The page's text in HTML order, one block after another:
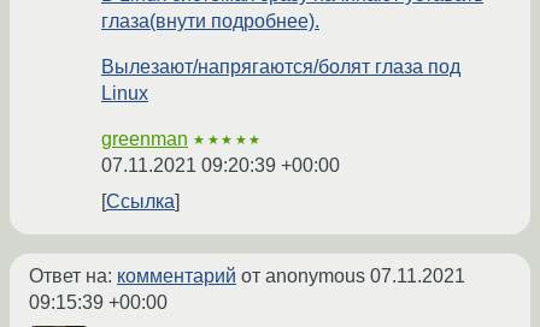
глаза(внути подробнее).
Вылезают/напрягаются/болят глаза под
Linux
greenman ★★★★★
07.11.2021 09:20:39 +00:00
Ссылка
Ответ на: комментарий от anonymous 07.11.2021
09:15:39 +00:00